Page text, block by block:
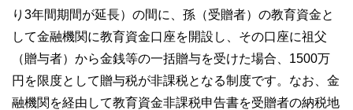
り3年間期間が延長）の間に、孫（受贈者）の教育資金と
して金融機関に教育資金口座を開設し、その口座に祖父
（贈与者）から金銭等の一括贈与を受けた場合、1500万
円を限度として贈与税が非課税となる制度です。なお、金
融機関を経由して教育資金非課税申告書を受贈者の納税地